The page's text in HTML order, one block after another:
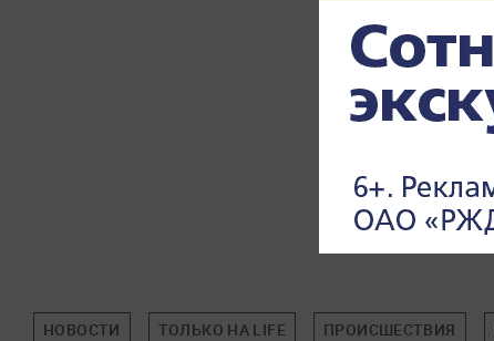
НОВОСТИ ТОЛЬКО НА LIFE ПРОИСШЕСТВИЯ